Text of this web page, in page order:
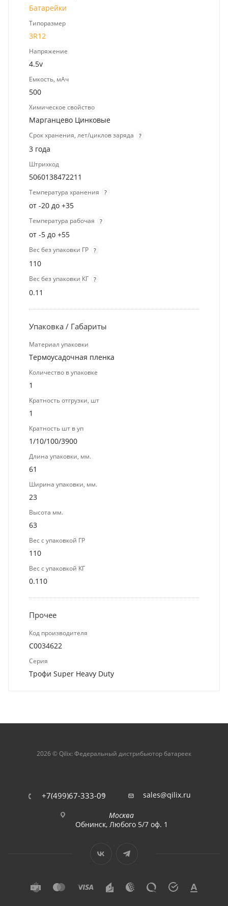
Батарейки
Типоразмер
3R12
Напряжение
4.5v
Емкость, мАч
500
Химическое свойство
Марганцево Цинковые
Срок хранения, лет/циклов заряда ?
3 года
Штрихкод
5060138472211
Температура хранения ?
от -20 до +35
Температура рабочая ?
от -5 до +55
Вес без упаковки ГР ?
110
Вес без упаковки КГ ?
0.11
Упаковка / Габариты
Материал упаковки
Термоусадочная пленка
Количество в упаковке
1
Кратность отгрузки, шт
1
Кратность шт в уп
1/10/100/3900
Длина упаковки, мм.
61
Ширина упаковки, мм.
23
Высота мм.
63
Вес с упаковкой ГР
110
Вес с упаковкой КГ
0.110
Прочее
Код производителя
C0034622
Серия
Трофи Super Heavy Duty
2026 © Qilix: Федеральный дистрибьютор батареек
+7(499)67-333-09 sales@qilix.ru
Москва
Обнинск, Любого 5/7 оф. 1